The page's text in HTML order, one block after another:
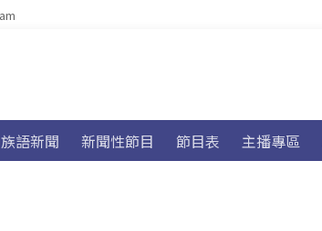
族語新聞 新聞性節目 節目表 主播專區